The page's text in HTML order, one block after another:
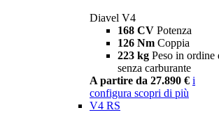
Diavel V4
168 CV Potenza
126 Nm Coppia
223 kg Peso in ordine
senza carburante
A partire da 27.890 € i
configura scopri di più
V4 RS